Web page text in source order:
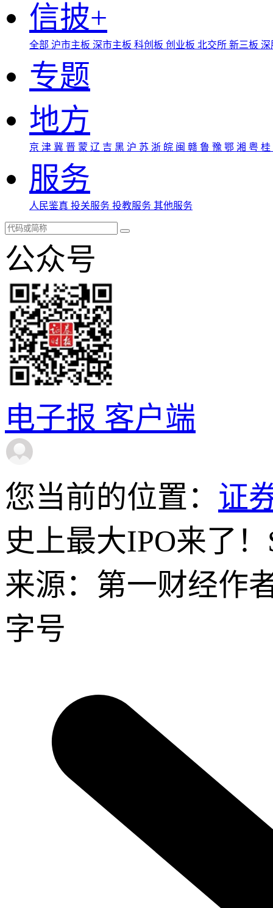
信披+
全部 沪市主板 深市主板 科创板 创业板 北交所 新三板
专题
地方
京 津 冀 晋 蒙 辽 吉 黑 沪 苏 浙 皖 闽 赣 鲁 豫 鄂 湘 粤 桂
服务
人民鉴真 投关服务 投教服务 其他服务
公众号
电子报 客户端
您当前的位置： 证
史上最大IPO来了
来源：第一财经作
字号